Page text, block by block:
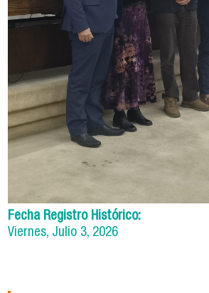
Fecha Registro Histórico:
Viernes, Julio 3, 2026